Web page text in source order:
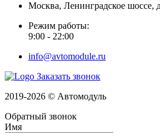
Москва, Ленинградское шоссе,
Режим работы:
9:00 - 22:00
info@avtomodule.ru
Заказать звонок
2019-2026 © Автомодуль
Обратный звонок
Имя